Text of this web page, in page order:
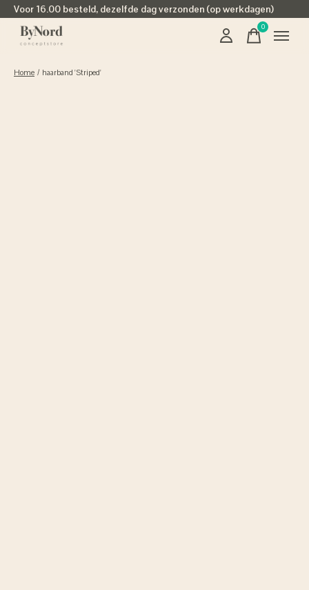
Voor 16.00 besteld, dezelfde dag verzonden (op werkdagen)
0items
Home / haarband 'Striped'